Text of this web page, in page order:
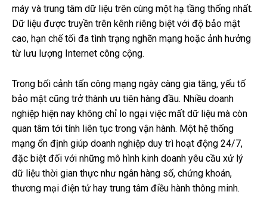
máy và trung tâm dữ liệu trên cùng một hạ tầng thống nhất.
Dữ liệu được truyền trên kênh riêng biệt với độ bảo mật
cao, hạn chế tối đa tình trạng nghẽn mạng hoặc ảnh hưởng
từ lưu lượng Internet công cộng.
Trong bối cảnh tấn công mạng ngày càng gia tăng, yếu tố
bảo mật cũng trở thành ưu tiên hàng đầu. Nhiều doanh
nghiệp hiện nay không chỉ lo ngại việc mất dữ liệu mà còn
quan tâm tới tính liên tục trong vận hành. Một hệ thống
mạng ổn định giúp doanh nghiệp duy trì hoạt động 24/7,
đặc biệt đối với những mô hình kinh doanh yêu cầu xử lý
dữ liệu thời gian thực như ngân hàng số, chứng khoán,
thương mại điện tử hay trung tâm điều hành thông minh.